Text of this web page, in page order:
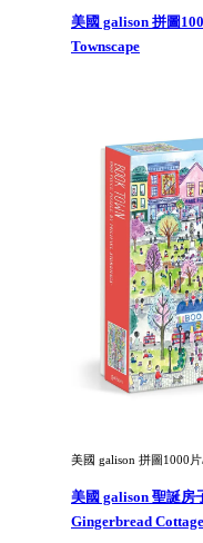
美國 galison 拼圖
Townscape
美國 galison 拼圖1000
美國 galison 聖誕房
Gingerbread Cottage